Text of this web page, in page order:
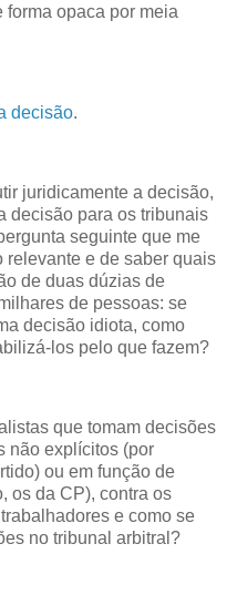
opaca por meia
decisão.
juridicamente a decisão,
decisão para os tribunais
seguinte que me
relevante e de saber quais
de duas dúzias de
de pessoas: se
decisão idiota, como
los pelo que fazem?
que tomam decisões
não explícitos (por
ou em função de
os da CP), contra os
e como se
no tribunal arbitral?